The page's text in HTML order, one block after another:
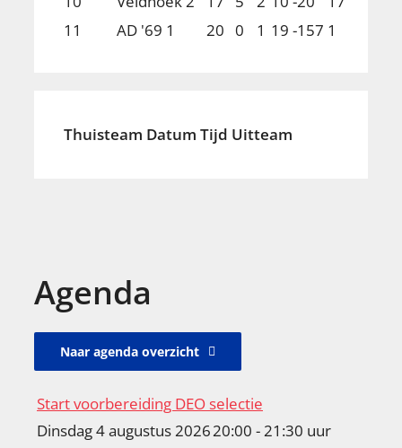
11
AD '69 1 20 0 1 19 -157 1
Thuisteam Datum Tijd Uitteam
Agenda
Naar agenda overzicht
Start voorbereiding DEO selectie
Dinsdag 4 augustus 202620:00 - 21:30 uur